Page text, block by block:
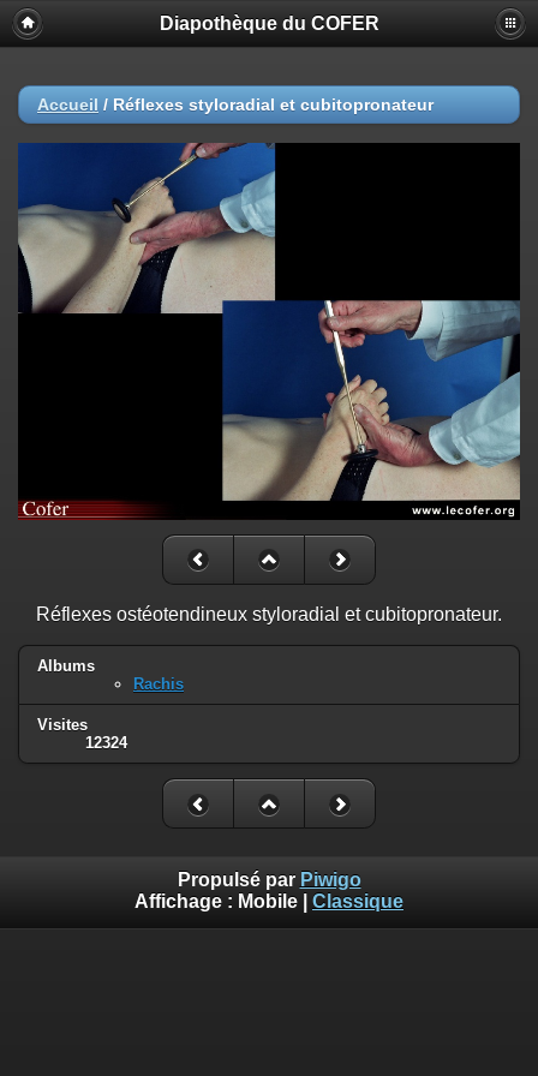
Diapothèque du COFER
Accueil / Réflexes styloradial et cubitopronateur
Réflexes ostéotendineux styloradial et cubitopronateur.
Albums
Rachis
Visites
12324
Propulsé par Piwigo
Affichage : Mobile Classique